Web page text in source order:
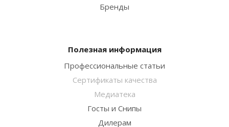
Бренды
Полезная информация
Профессиональные статьи
Сертификаты качества
Медиатека
Госты и Снипы
Дилерам